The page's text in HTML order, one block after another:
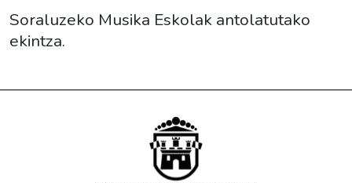
Soraluzeko Musika Eskolak antolatutako
ekintza.